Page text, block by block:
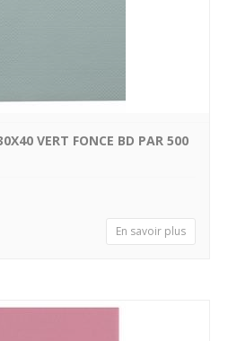
VERT FONCE BD PAR 500
En savoir plus